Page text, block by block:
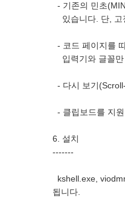
- 기존의 민초
있습니다. 단, 고
- 코드 페이지를
입력기와 글꼴만
- 다시 보기
- 클립보드를 지원
6. 설치
-------
kshell.exe,
됩니다.